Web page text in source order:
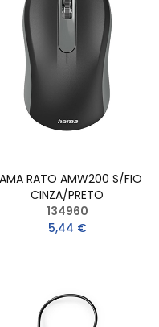
RATO AMW200 S/FIO
CINZA/PRETO
134960
5,44 €